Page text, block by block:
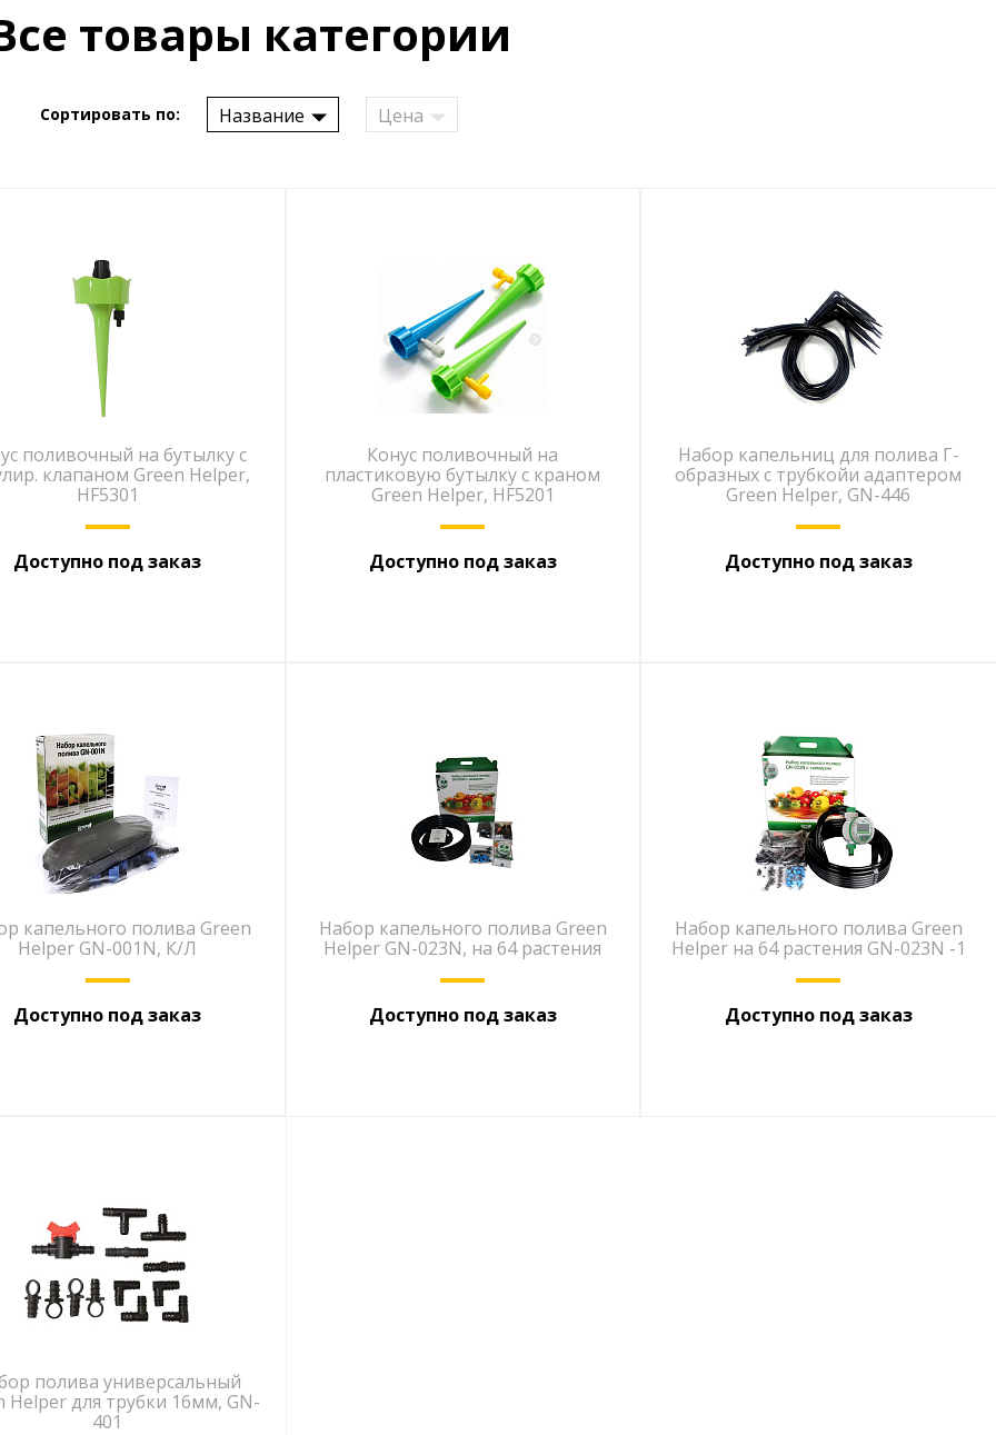
товары категории
Сортировать по: Название Цена
поливочный на бутылку с
клапаном Green Helper,
HF5301
Доступно под заказ
Конус поливочный на
пластиковую бутылку с краном
Green Helper, HF5201
Доступно под заказ
Набор капельниц для полива Г-
образных с трубкойи адаптером
Green Helper, GN-446
Доступно под заказ
капельного полива Green
Helper GN-001N, К/Л
Доступно под заказ
Набор капельного полива Green
Helper GN-023N, на 64 растения
Доступно под заказ
Набор капельного полива Green
Helper на 64 растения GN-023N -1
Доступно под заказ
полива универсальный
Helper для трубки 16мм, GN-
401